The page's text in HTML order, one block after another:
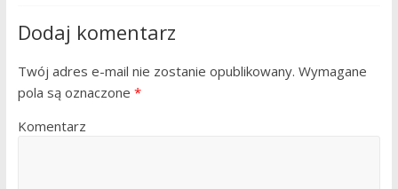
Dodaj komentarz
Twój adres e-mail nie zostanie opublikowany. Wymagane
pola są oznaczone *
Komentarz